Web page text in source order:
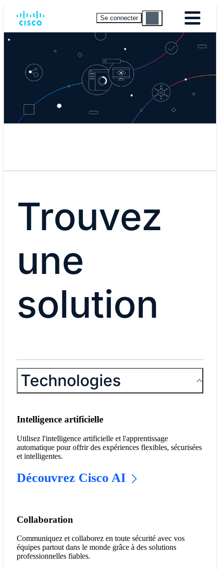
Se connecter
Trouvez
une
solution
Technologies
Intelligence artificielle
Utilisez l'intelligence artificielle et l'apprentissage
automatique pour offrir des expériences flexibles, sécurisées
et intelligentes.
Découvrez Cisco AI
​​Collaboration​
Communiquez et collaborez en toute sécurité avec vos
équipes partout dans le monde grâce à des solutions
professionnelles fiables.